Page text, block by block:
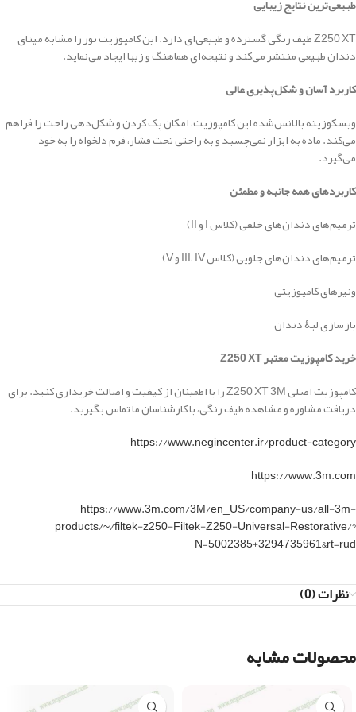
طبیعی‌ترین نتایج زیبایی
Z250 XT طیف رنگی گسترده و طبیعی‌ای دارد. این کامپوزیت نور را مشابه مینای
دندان طبیعی منتشر می‌کند و نتیجه‌ای هماهنگ و زیبا ایجاد می‌نماید.
کاربرد آسان و شکل‌پذیری عالی
ویسکوزیته بالانس‌شده این کامپوزیت، امکان پک کردن و شکل‌دهی راحت را فراهم
می‌کند. ماده به ابزار نمی‌چسبد و به راحتی تحت فشار، فرم دلخواه را به خود
می‌گیرد.
کاربردهای همه جانبه و مطمئن
ترمیم‌های دندان‌های خلفی (کلاس I و II)
ترمیم‌های دندان‌های جلویی (کلاس III، IV و V)
ونیرهای کامپوزیتی
بازسازی لبۀ دندان
خرید کامپوزیت معتبر Z250 XT
کامپوزیت اصلی Z250 XT 3M را با اطمینان از کیفیت و اصالت خریداری کنید. برای
دریافت مشاوره و مشاهده طیف رنگی، با کارشناسان ما تماس بگیرید.
https://www.negincenter.ir/product-category
https://www.3m.com
https://www.3m.com/3M/en_US/company-us/all-3m-
products/~/filtek-z250-Filtek-Z250-Universal-Restorative/?
N=5002385+3294735961&rt=rud
نظرات (0)
محصولات مشابه